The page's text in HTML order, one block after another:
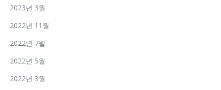
2023년 3월
2022년 11월
2022년 7월
2022년 5월
2022년 3월